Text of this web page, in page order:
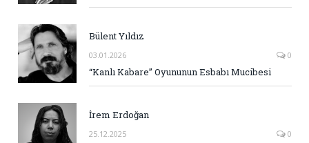
Bülent Yıldız
03.01.2026 0
“Kanlı Kabare” Oyununun Esbabı Mucibesi
İrem Erdoğan
25.12.2025 0